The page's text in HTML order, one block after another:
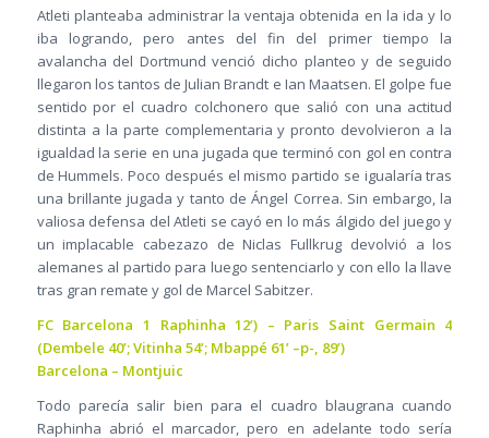
Atleti planteaba administrar la ventaja obtenida en la ida y lo
iba logrando, pero antes del fin del primer tiempo la
avalancha del Dortmund venció dicho planteo y de seguido
llegaron los tantos de Julian Brandt e Ian Maatsen. El golpe fue
sentido por el cuadro colchonero que salió con una actitud
distinta a la parte complementaria y pronto devolvieron a la
igualdad la serie en una jugada que terminó con gol en contra
de Hummels. Poco después el mismo partido se igualaría tras
una brillante jugada y tanto de Ángel Correa. Sin embargo, la
valiosa defensa del Atleti se cayó en lo más álgido del juego y
un implacable cabezazo de Niclas Fullkrug devolvió a los
alemanes al partido para luego sentenciarlo y con ello la llave
tras gran remate y gol de Marcel Sabitzer.
FC Barcelona 1 Raphinha 12’) – Paris Saint Germain 4
(Dembele 40’; Vitinha 54’; Mbappé 61’ –p-, 89’)
Barcelona – Montjuic
Todo parecía salir bien para el cuadro blaugrana cuando
Raphinha abrió el marcador, pero en adelante todo sería